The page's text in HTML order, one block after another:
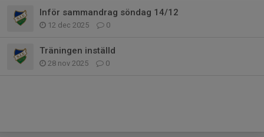
Inför sammandrag söndag 14/12
12 dec 2025 0
Träningen inställd
28 nov 2025 0